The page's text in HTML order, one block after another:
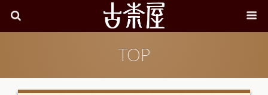
TOP